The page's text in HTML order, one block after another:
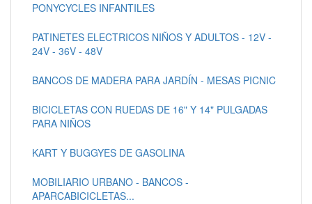
PONYCYCLES INFANTILES
PATINETES ELECTRICOS NIÑOS Y ADULTOS - 12V -
24V - 36V - 48V
BANCOS DE MADERA PARA JARDÍN - MESAS PICNIC
BICICLETAS CON RUEDAS DE 16" Y 14" PULGADAS
PARA NIÑOS
KART Y BUGGYES DE GASOLINA
MOBILIARIO URBANO - BANCOS -
APARCABICICLETAS...